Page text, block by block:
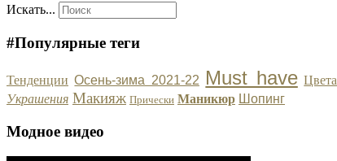
Искать...
#Популярные теги
Тенденции Осень-зима 2021-22 Must have Цвета
Украшения Макияж Прически Маникюр Шопинг
Модное видео